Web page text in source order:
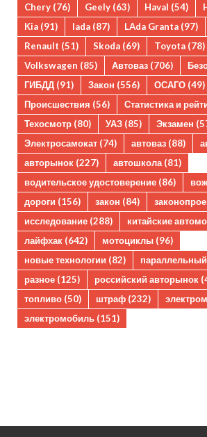
Chery (76) Geely (63) Haval (54)
Kia (91) lada (87) LAda Granta (97)
Renault (51) Skoda (69) Toyota (78)
Volkswagen (85) Автоваз (706)
ГИБДД (91) Закон (556) ОСАГО (49)
Происшествия (56) Статистика и
Техосмотр (80) УАЗ (85) Экзамен
Электросамокат (74) автоваз (88)
авторынок (227) автошкола (81)
водительское удостоверение (86)
дороги (156) закон (84)
исследование (288) китайские
лайфхак (642) мотоциклы (96)
новые технологии (82)
разное (125) российский авторынок
топливо (50) штраф (232)
электромобиль (151)